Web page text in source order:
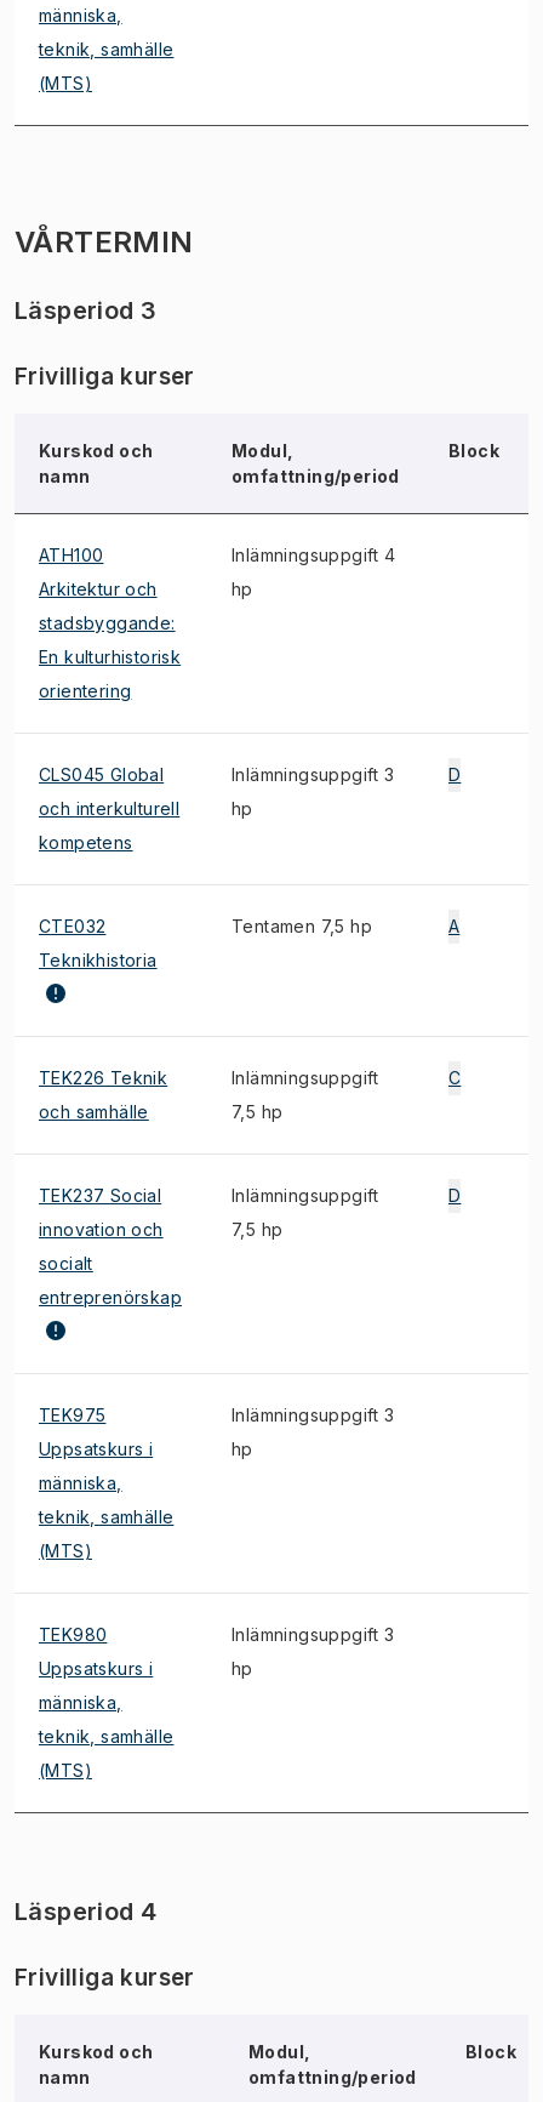
människa,
teknik, samhälle
(MTS)
VÅRTERMIN
Läsperiod 3
Frivilliga kurser
Kurskod och
namn
Modul,
omfattning/period
Block
ATH100
Arkitektur och
stadsbyggande:
En kulturhistorisk
orientering
Inlämningsuppgift 4
hp
CLS045 Global
och interkulturell
kompetens
Inlämningsuppgift 3
hp
D
CTE032
Teknikhistoria
Tentamen 7,5 hp A
TEK226 Teknik
och samhälle
Inlämningsuppgift
7,5 hp
C
TEK237 Social
innovation och
socialt
entreprenörskap
Inlämningsuppgift
7,5 hp
D
TEK975
Uppsatskurs i
människa,
teknik, samhälle
(MTS)
Inlämningsuppgift 3
hp
TEK980
Uppsatskurs i
människa,
teknik, samhälle
(MTS)
Inlämningsuppgift 3
hp
Läsperiod 4
Frivilliga kurser
Kurskod och
namn
Modul,
omfattning/period
Block